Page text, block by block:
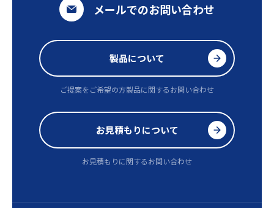
メールでのお問い合わせ
製品について
ご提案をご希望の方製品に関するお問い合わせ
お見積もりについて
お見積もりに関するお問い合わせ